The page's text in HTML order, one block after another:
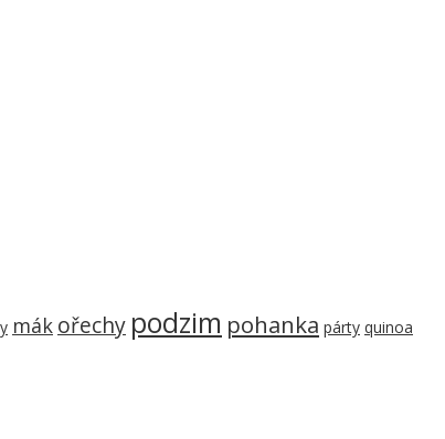
mák ořechy podzim pohanka párty quinoa